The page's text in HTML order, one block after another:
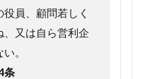
員、顧問若しく
、又は自ら営利企
。
条